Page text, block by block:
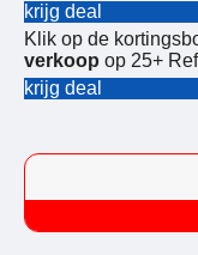
krijg deal
Klik op de
verkoop op 25+
krijg deal